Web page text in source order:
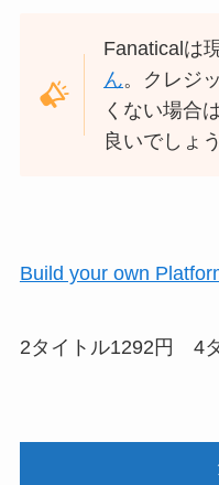
Fanaticalは
ん。クレジ
くない場合
良いでしょう
Build your own
2タイトル1292円 4